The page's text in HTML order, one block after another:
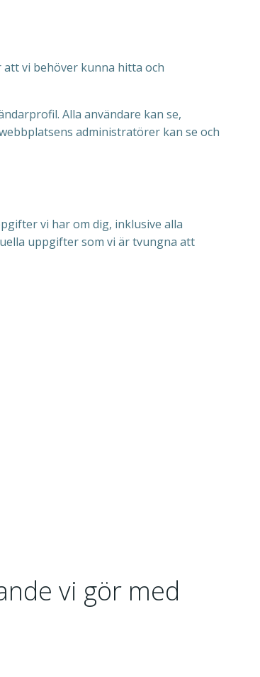
vi behöver kunna hitta och
Alla användare kan se,
administratörer kan se och
vi har om dig, inklusive alla
uppgifter som vi är tvungna att
vi gör med